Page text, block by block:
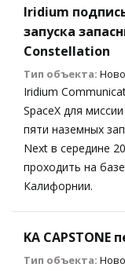
Iridium
запуска
Constellation
Тип объекта:
Iridium
SpaceX для
пяти наземных
Next в середине
проходить на
Калифорнии.
KA
Тип объекта: